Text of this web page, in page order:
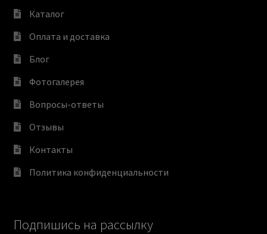
Каталог
Оплата и доставка
Блог
Фотогалерея
Вопросы-ответы
Отзывы
Контакты
Политика конфиденциальности
Подпишись на рассылку